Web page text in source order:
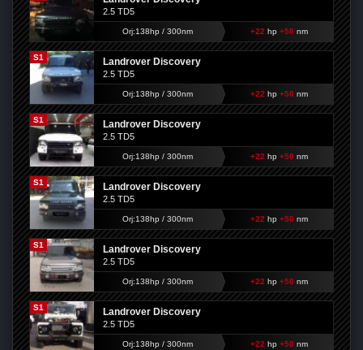
2.5 TD5
Orj:138hp / 300nm +22 hp +50 nm
S1 Landrover Discovery
2.5 TD5
Orj:138hp / 300nm +22 hp +50 nm
S1 Landrover Discovery
2.5 TD5
Orj:138hp / 300nm +22 hp +50 nm
S1 Landrover Discovery
2.5 TD5
Orj:138hp / 300nm +22 hp +50 nm
S1 Landrover Discovery
2.5 TD5
Orj:138hp / 300nm +22 hp +50 nm
S1 Landrover Discovery
2.5 TD5
Orj:138hp / 300nm +22 hp +50 nm